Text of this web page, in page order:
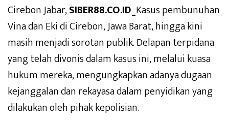
Cirebon Jabar,SIBER88.CO.ID_Kasus pembunuhan
Vina dan Eki di Cirebon, Jawa Barat, hingga kini
masih menjadi sorotan publik. Delapan terpidana
yang telah divonis dalam kasus ini, melalui kuasa
hukum mereka, mengungkapkan adanya dugaan
kejanggalan dan rekayasa dalam penyidikan yang
dilakukan oleh pihak kepolisian.